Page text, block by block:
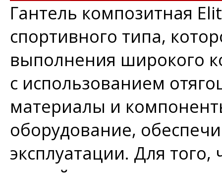
Гантель композитная
спортивного типа,
выполнения широкого
с использованием
материалы и
оборудование,
эксплуатации. Для